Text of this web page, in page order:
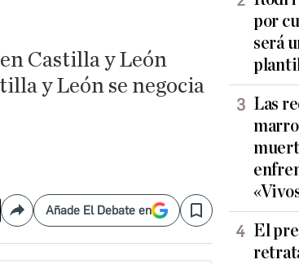
Castilla y León
y León se negocia
CompartirAñade El Debate en Save
por
será
Las
El